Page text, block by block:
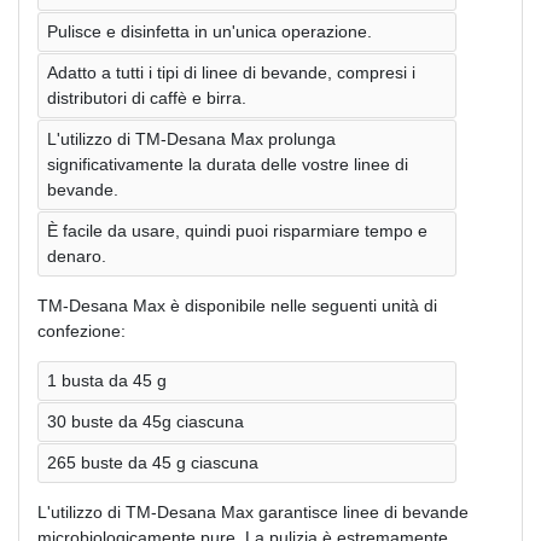
Pulisce e disinfetta in un'unica operazione.
Adatto a tutti i tipi di linee di bevande, compresi i
distributori di caffè e birra.
L'utilizzo di TM-Desana Max prolunga
significativamente la durata delle vostre linee di
bevande.
È facile da usare, quindi puoi risparmiare tempo e
denaro.
TM-Desana Max è disponibile nelle seguenti unità di
confezione:
1 busta da 45 g
30 buste da 45g ciascuna
265 buste da 45 g ciascuna
L'utilizzo di TM-Desana Max garantisce linee di bevande